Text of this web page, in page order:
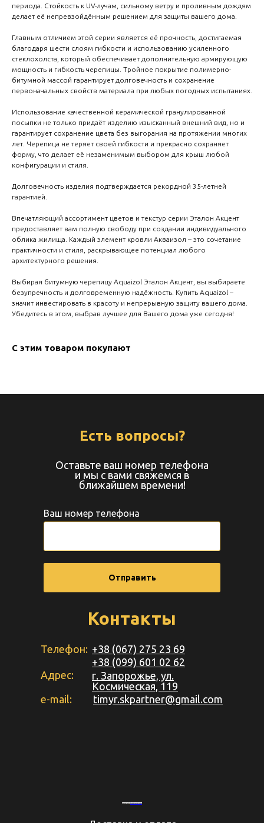
create your
block from
периода. Стойкость к UV-лучам, сильному ветру и проливным дождям
делает её непревзойдённым решением для защиты вашего дома.
Главным отличием этой серии является её прочность, достигаемая
благодаря шести слоям гибкости и использованию усиленного
стеклохолста, который обеспечивает дополнительную армирующую
мощность и гибкость черепицы. Тройное покрытие полимерно-
битумной массой гарантирует долговечность и сохранение
первоначальных свойств материала при любых погодных испытаниях.
Использование качественной керамической гранулированной
посыпки не только придаёт изделию изысканный внешний вид, но и
гарантирует сохранение цвета без выгорания на протяжении многих
лет. Черепица не теряет своей гибкости и прекрасно сохраняет
форму, что делает её незаменимым выбором для крыш любой
конфигурации и стиля.
Долговечность изделия подтверждается рекордной 35-летней
гарантией.
Впечатляющий ассортимент цветов и текстур серии Эталон Акцент
предоставляет вам полную свободу при создании индивидуального
облика жилища. Каждый элемент кровли Акваизол – это сочетание
практичности и стиля, раскрывающее потенциал любого
архитектурного решения.
Выбирая битумную черепицу Aquaizol Эталон Акцент, вы выбираете
безупречность и долговременную надёжность. Купить Aquaizol –
значит инвестировать в красоту и непрерывную защиту вашего дома.
Убедитесь в этом, выбрав лучшее для Вашего дома уже сегодня!
С этим товаром покупают
Контакты
Телефон:
Адрес:
+38 (067) 275 23 69
г. Запорожье, ул.
Космическая, 119
Ваш номер телефона
Отправить
Есть вопросы?
Оставьте ваш номер телефона
и мы с вами свяжемся в
ближайшем времени!
+38 (099) 601 02 62
e-mail: timyr.skpartner@gmail.com